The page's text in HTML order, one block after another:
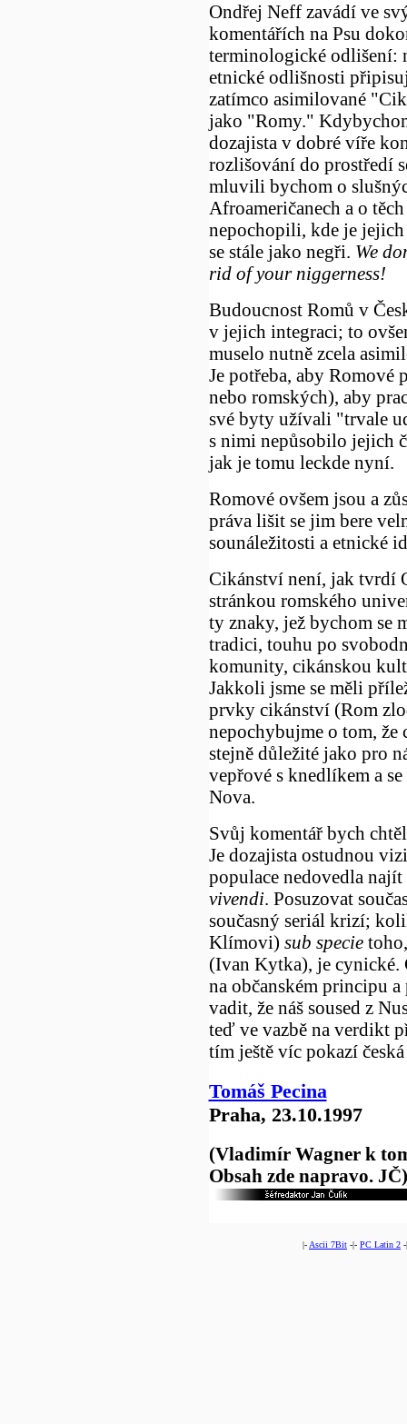
Ondřej Neff zavádí ve
komentářích na Psu
terminologické odlišení:
etnické odlišnosti
zatímco asimilované
jako "Romy."
dozajista v dobré víře
rozlišování do prostředí
mluvili bychom o
Afroameričanech a o
nepochopili, kde je
se stále jako negři. We
rid of your niggerness!
Budoucnost Romů v
v jejich integraci; to
muselo nutně zcela
Je potřeba, aby Romové
nebo romských), aby
své byty užívali "trvale
s nimi nepůsobilo jejich
jak je tomu leckde nyní.
Romové ovšem jsou a
práva lišit se jim bere
sounáležitosti a etnické
Cikánství není, jak tvrdí
stránkou romského
ty znaky, jež bychom se
tradici, touhu po
komunity, cikánskou
Jakkoli jsme se měli
prvky cikánství (Rom
nepochybujme o tom, že
stejně důležité jako pro
vepřové s knedlíkem a
Nova.
Svůj komentář bych
Je dozajista ostudnou
populace nedovedla
vivendi. Posuzovat
současný seriál krizí;
Klímovi) sub specietoho,
(Ivan Kytka), je cynické.
na občanském principu
vadit, že náš soused z
teď ve vazbě na verdikt
tím ještě víc pokazí
Tomáš Pecina
Praha, 23.10.1997
(Vladimír Wagner k
Obsah zde napravo. JČ)
|- Ascii 7Bit -|- PC Latin 2